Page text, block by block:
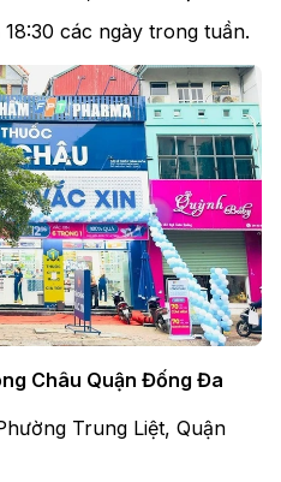
các ngày trong tuần.
Châu Quận Đống Đa
Trung Liệt, Quận